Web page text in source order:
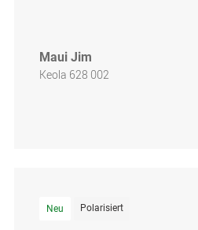
Maui Jim
Keola 628 002
Neu Polarisiert